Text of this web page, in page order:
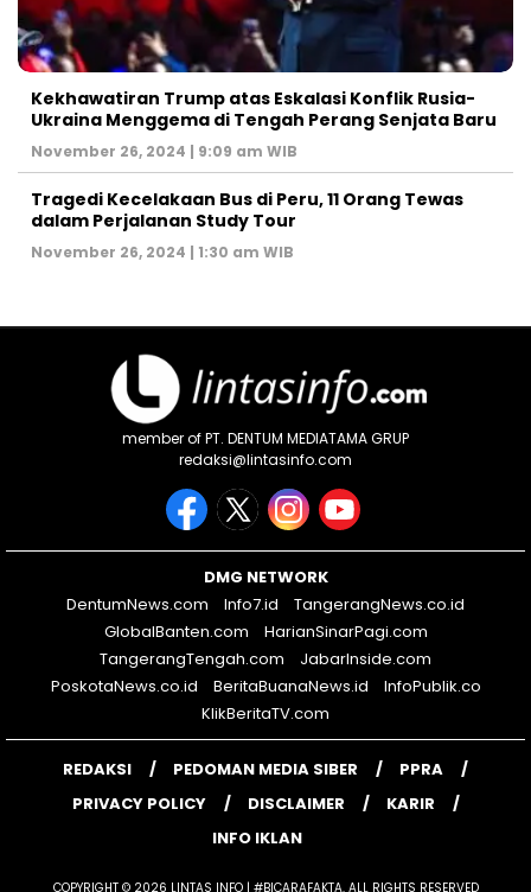
Kekhawatiran Trump atas Eskalasi Konflik Rusia-
Ukraina Menggema di Tengah Perang Senjata Baru
November 26, 2024 | 9:09 am WIB
Tragedi Kecelakaan Bus di Peru, 11 Orang Tewas
dalam Perjalanan Study Tour
November 26, 2024 | 1:30 am WIB
member of PT. DENTUM MEDIATAMA GRUP
redaksi@lintasinfo.com
DMG NETWORK
DentumNews.com
Info7.id
TangerangNews.co.id
GlobalBanten.com
HarianSinarPagi.com
TangerangTengah.com
JabarInside.com
PoskotaNews.co.id
BeritaBuanaNews.id
InfoPublik.co
KlikBeritaTV.com
REDAKSI PEDOMAN MEDIA SIBER
PPRA
PRIVACY POLICY
DISCLAIMER
KARIR
INFO IKLAN
COPYRIGHT © 2026 LINTAS INFO | #BICARAFAKTA. ALL RIGHTS RESERVED